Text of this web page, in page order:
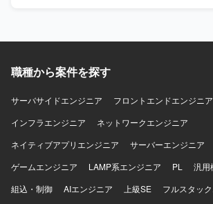
産取引所の金融関連システム開発に関与し
品質、セキュリティ、性能、信頼性が求め
規模サービスの開発経験を積み、複雑な既
まえた設計や改善に関与できる環境です。
として専門性を高めながら、FinTechや
踏み込んでいただけます。テックリードや
近い役割を経験でき、実装だけでなくプロ
ム全体に影響を与えられるポジションです
職種から案件を探す
サーバサイドエンジニア
フロントエンドエンジニア
インフラエンジニア
ネットワークエンジニア
ネイティブアプリエンジニア
サーバーエンジニア
ゲームエンジニア
LAMP系エンジニア PL 汎用
組込・制御
AIエンジニア 上級SE
フルスタッ